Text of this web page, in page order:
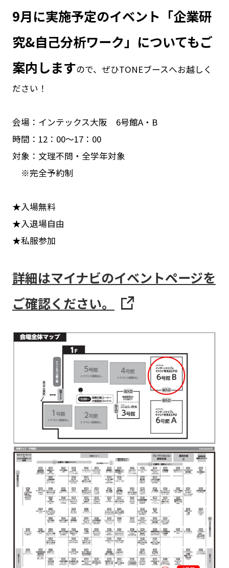
9月に実施予定のイベント「企業研
究&自己分析ワーク」についてもご
案内しますので、ぜひTONEブースへお越しく
ださい！
会場：インテックス大阪 6号館A・B
時間：12：00～17：00
対象：文理不問・全学年対象
※完全予約制
★入場無料
★入退場自由
★私服参加
詳細はマイナビのイベントページを
ご確認ください。